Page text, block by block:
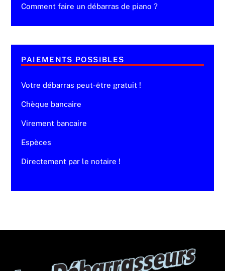
Comment faire un débarras de piano ?
PAIEMENTS POSSIBLES
Votre débarras peut-être gratuit !
Chèque bancaire
Virement bancaire
Espèces
Directement par le notaire !